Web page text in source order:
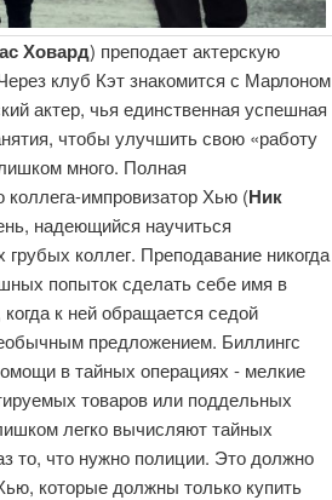
Ховард) преподает актерскую
клуб Кэт знакомится с Марлоном
актер, чья единственная успешная
чтобы улучшить свою «работу
много. Полная
коллега-импровизатор Хью (Ник
надеющийся научиться
коллег. Преподавание никогда
попыток сделать себе имя в
к ней обращается седой
предложением. Биллингс
в тайных операциях - мелкие
товаров или поддельных
легко вычисляют тайных
то, что нужно полиции. Это должно
которые должны только купить